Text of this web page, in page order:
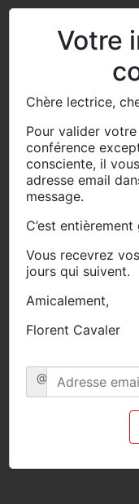
Votre
Chère lectrice,
Pour valider
conférence
consciente, il
adresse email
message.
C’est
Vous recevrez
jours qui suivent.
Amicalement,
Florent Cavaler
@